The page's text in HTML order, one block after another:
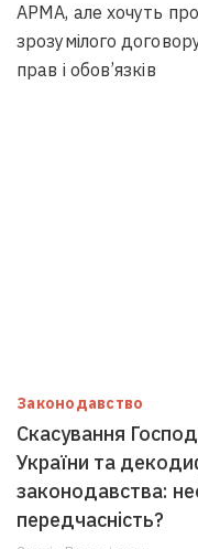
АРМА, але хочуть
зрозумілого
прав і обов’язків
Законодавство
Скасування
України та
законодавства:
передчасність?